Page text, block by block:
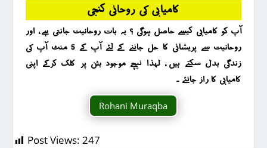
کامیابی کی روحانی کنجی
آپ کو کامیابی کیسے حاصل ہوگی ؟ یہ بات روحانیت جانتی ہے ، اور
روحانیت سے پریشانی کا حل جاننے کے لئے آپ کے 5 منٹ آپ کی
زندگی بدل سکتے ہیں ، لہذا نیچے موجود بٹن پر کلک کرکے اپنی
کامیابی کا راز جانئے ۔
Rohani Muraqba
Post Views: 247